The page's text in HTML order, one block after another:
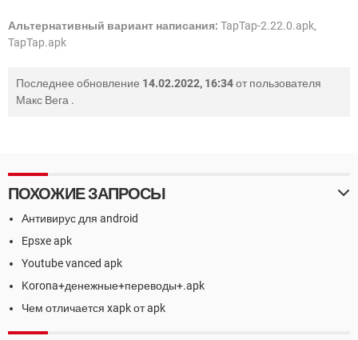
Альтернативный вариант написания: TapTap-2.22.0.apk,
TapTap.apk
Последнее обновление 14.02.2022, 16:34от пользователя
Макс Вега .
ПОХОЖИЕ ЗАПРОСЫ
Антивирус для android
Epsxe apk
Youtube vanced apk
Korona+денежные+переводы+.apk
Чем отличается xapk от apk